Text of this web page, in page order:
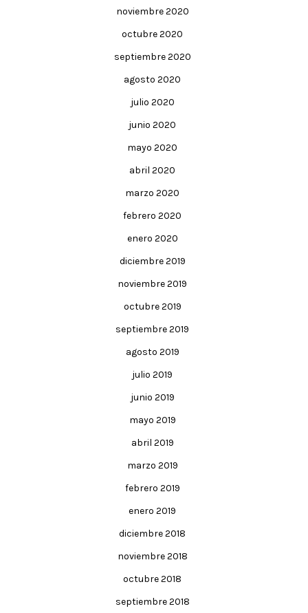
noviembre 2020
octubre 2020
septiembre 2020
agosto 2020
julio 2020
junio 2020
mayo 2020
abril 2020
marzo 2020
febrero 2020
enero 2020
diciembre 2019
noviembre 2019
octubre 2019
septiembre 2019
agosto 2019
julio 2019
junio 2019
mayo 2019
abril 2019
marzo 2019
febrero 2019
enero 2019
diciembre 2018
noviembre 2018
octubre 2018
septiembre 2018